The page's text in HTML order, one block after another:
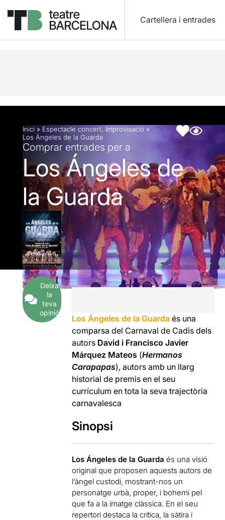
Cartellera i entrades
Descripció Fitxa artística Fotos i vídeos
Inici » Espectacle concert, Improvisació »
Los Ángeles de la Guarda
Comprar entrades per a
Los Ángeles de
la Guarda
Deixa
la
teva
opinió
Los Ángeles de la Guarda és una
comparsa del Carnaval de Cadis dels
autors David i Francisco Javier
Márquez Mateos (Hermanos
Carapapas), autors amb un llarg
historial de premis en el seu
currículum en tota la seva trajectòria
carnavalesca
Sinopsi
Los Ángeles de la Guarda és una visió
original que proposen aquests autors de
l’àngel custodi, mostrant-nos un
personatge urbà, proper, i bohemi pel
que fa a la imatge clàssica. En el seu
repertori destaca la crítica, la sàtira i